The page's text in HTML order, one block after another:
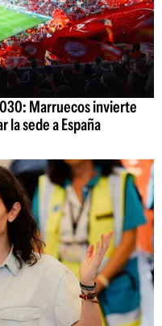
Marruecos invierte
la sede a España